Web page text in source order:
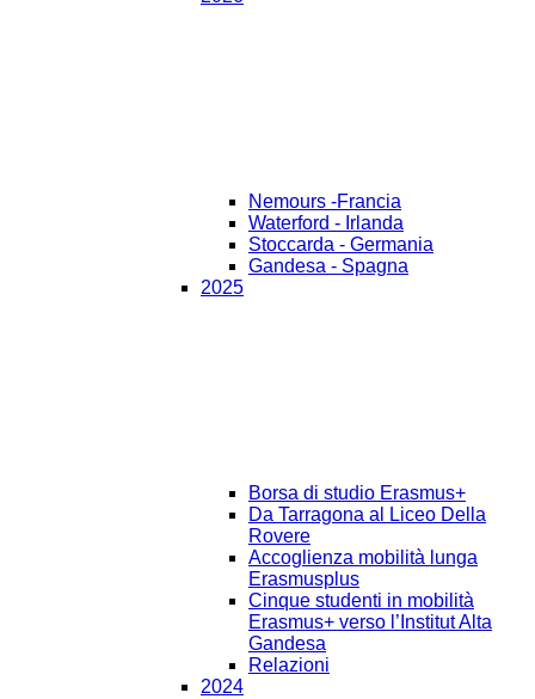
Nemours -Francia
Waterford - Irlanda
Stoccarda - Germania
Gandesa - Spagna
2025
Borsa di studio Erasmus+
Da Tarragona al Liceo Della
Rovere
Accoglienza mobilità lunga
Erasmusplus
Cinque studenti in mobilità
Erasmus+ verso l’Institut Alta
Gandesa
Relazioni
2024